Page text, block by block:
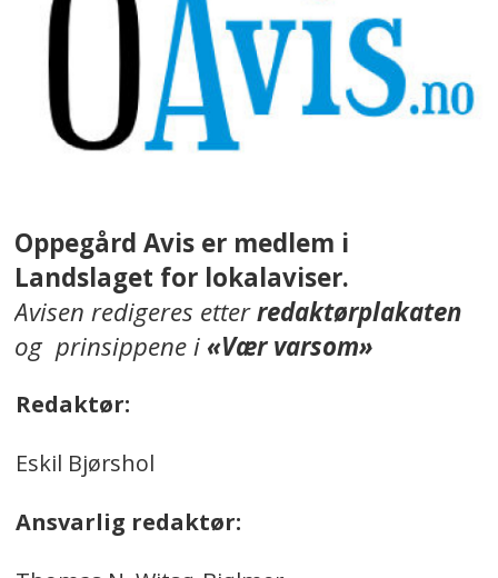
Oppegård Avis er medlem i
Landslaget for lokalaviser.
Avisen redigeres etterredaktørplakaten
og prinsippene i«Vær varsom»
Redaktør:
Eskil Bjørshol
Ansvarlig redaktør: